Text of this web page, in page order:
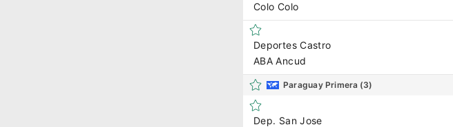
Colo Colo
Deportes Castro
ABA Ancud
Paraguay Primera (3)
Dep. San Jose